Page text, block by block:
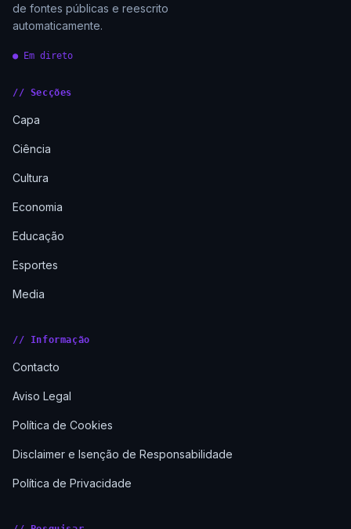
de fontes públicas e reescrito
automaticamente.
● Em direto
// Secções
Capa
Ciência
Cultura
Economia
Educação
Esportes
Media
// Informação
Contacto
Aviso Legal
Política de Cookies
Disclaimer e Isenção de Responsabilidade
Política de Privacidade